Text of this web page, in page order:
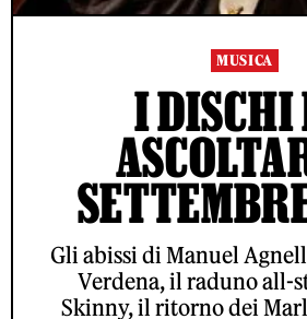
MUSICA
I DISCHI
Gli abissi di Manuel
Verdena, il raduno all-
Skinny, il ritorno dei